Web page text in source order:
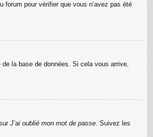
forum pour vérifier que vous n’avez pas été
la base de données. Si cela vous arrive,
J’ai oublié mon mot de passe. Suivez les